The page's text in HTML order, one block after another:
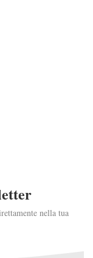
nella tua